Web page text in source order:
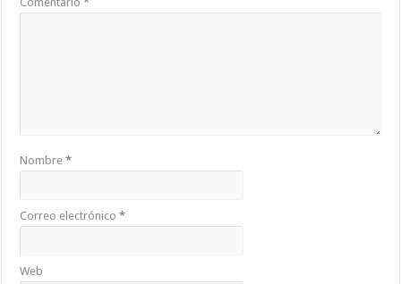
Nombre*
Correo electrónico*
Web